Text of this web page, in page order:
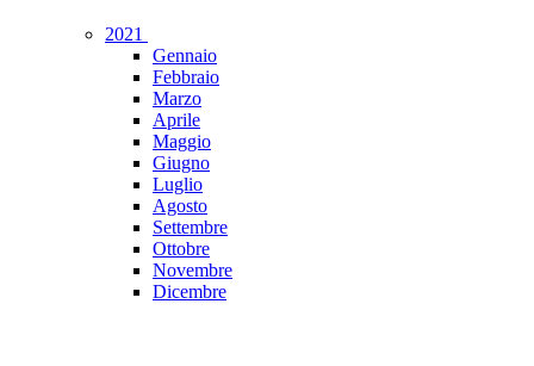
2021
Gennaio
Febbraio
Marzo
Aprile
Maggio
Giugno
Luglio
Agosto
Settembre
Ottobre
Novembre
Dicembre